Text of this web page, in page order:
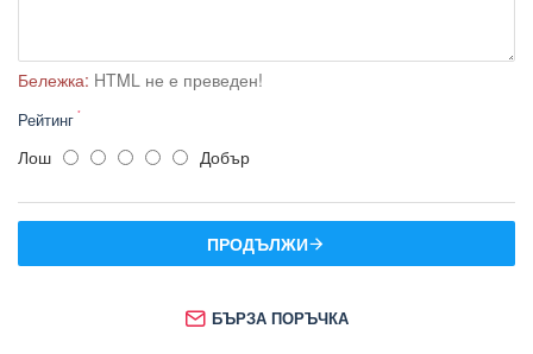
Бележка: HTML не е преведен!
Рейтинг
Лош Добър
ПРОДЪЛЖИ
БЪРЗА ПОРЪЧКА